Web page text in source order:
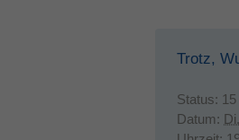
Trotz,
Status:
Datum: Di.